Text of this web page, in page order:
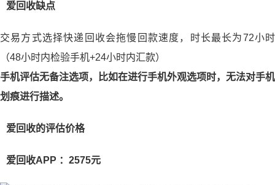
爱回收缺点
交易方式选择快递回收会拖慢回款速度，时长最长为72小时
（48小时内检验手机+24小时内汇款）
手机评估无备注选项，比如在进行手机外观选项时，无法对手机
划痕进行描述。
爱回收的评估价格
爱回收APP ：2575元